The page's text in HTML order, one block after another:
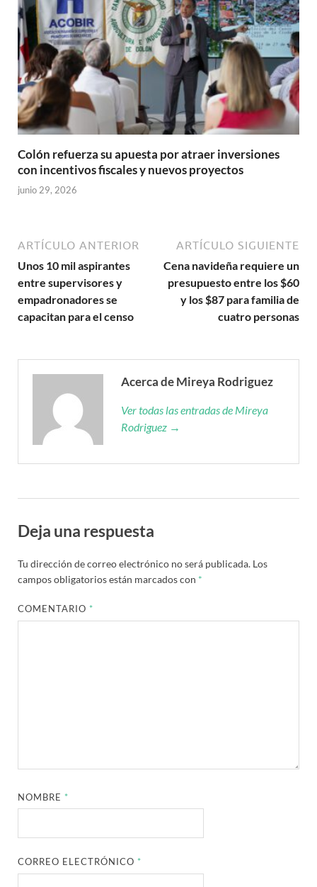
Colón refuerza su apuesta por atraer inversiones
con incentivos fiscales y nuevos proyectos
junio 29, 2026
ARTÍCULO ANTERIOR
Unos 10 mil aspirantes
entre supervisores y
empadronadores se
capacitan para el censo
ARTÍCULO SIGUIENTE
Cena navideña requiere un
presupuesto entre los $60
y los $87 para familia de
cuatro personas
Acerca de Mireya Rodriguez
Ver todas las entradas de Mireya
Rodriguez →
Deja una respuesta
Tu dirección de correo electrónico no será publicada. Los
campos obligatorios están marcados con *
COMENTARIO *
NOMBRE *
CORREO ELECTRÓNICO *